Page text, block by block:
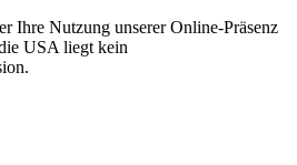
Ihre Nutzung unserer Online-Präsenz
USA liegt kein